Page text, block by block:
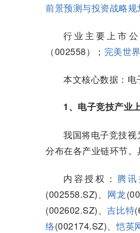
前景预测与投资战略
行业主要上市公
（002558）； 完美世界
本文核心数据：
1、电子竞技产业
我国将电子竞技
分布在各产业链环节。
内容授权： 腾
(002558.SZ)、 网龙
(002602.SZ)、吉比特
络(002174.SZ)、恺英